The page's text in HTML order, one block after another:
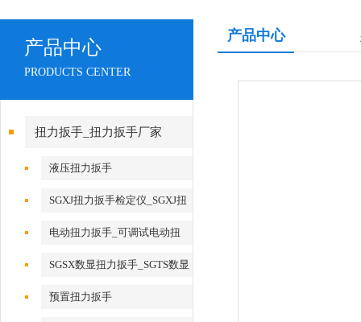
产品中心
PRODUCTS CENTER
扭力扳手_扭力扳手厂家
液压扭力扳手
SGXJ扭力扳手检定仪_SGXJ扭
矩扳手检定仪
电动扭力扳手_可调试电动扭
SGSX数显扭力扳手_SGTS数显
扭力扳手
预置扭力扳手
产品中心